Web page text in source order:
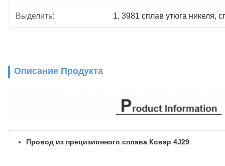
Выделить: 1, 3981 сплав утюга никеля,
Описание Продукта
Провод из прецизионного сплава Ковар 4J29